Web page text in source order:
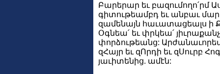
Բարերար եւ բազումողո՛րմ
գիտութեամբդ եւ անբաւ
զամենայն հաւատացեալս ի
Օգնեա՛ եւ փրկեա՛
փորձութեանց:
զՀայր եւ զՈրդի եւ զՍուրբ
յաւիտենից. ամէն: